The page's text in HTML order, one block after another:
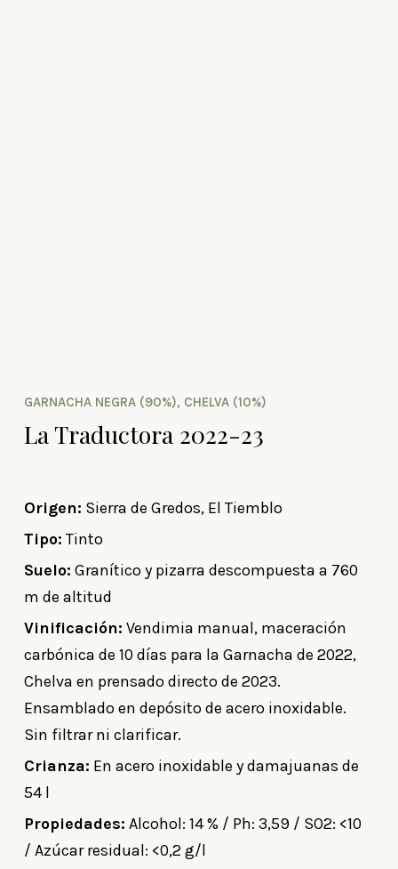
GARNACHA NEGRA (90%), CHELVA (10%)
La Traductora 2022-23
Origen: Sierra de Gredos, El Tiemblo
Tipo: Tinto
Suelo: Granítico y pizarra descompuesta a 760
m de altitud
Vinificación: Vendimia manual, maceración
carbónica de 10 días para la Garnacha de 2022,
Chelva en prensado directo de 2023.
Ensamblado en depósito de acero inoxidable.
Sin filtrar ni clarificar.
Crianza: En acero inoxidable y damajuanas de
54 l
Propiedades: Alcohol: 14 % / Ph: 3,59 / SO2: <10
/ Azúcar residual: <0,2 g/l